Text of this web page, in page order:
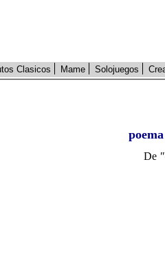
Clasicos Mame Solojuegos